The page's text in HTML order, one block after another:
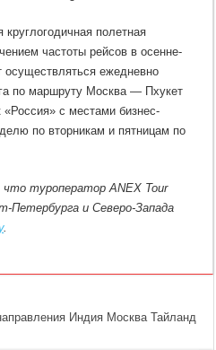
полетная
частоты рейсов в осенне-
ежедневно
по маршруту Москва — Пхукет
с местами бизнес-
по вторникам и пятницам по
что туроператор ANEX Tour
Петербурга и Северо-Запада
.
Индия Москва Тайланд